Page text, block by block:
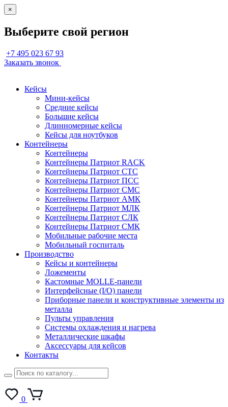
×
Выберите свой регион
+7 495 023 67 93
Заказать звонок
Кейсы
Мини-кейсы
Средние кейсы
Большие кейсы
Длинномерные кейсы
Кейсы для ноутбуков
Контейнеры
Контейнеры
Контейнеры Патриот RACK
Контейнеры Патриот СТС
Контейнеры Патриот ПСС
Контейнеры Патриот СМС
Контейнеры Патриот АМК
Контейнеры Патриот МЛК
Контейнеры Патриот СЛК
Контейнеры Патриот СМК
Мобильные рабочие места
Мобильный госпиталь
Производство
Кейсы и контейнеры
Ложементы
Кастомные MOLLE-панели
Интерфейсные (I/O) панели
Приборные панели и конструктивные элементы из
металла
Пульты управления
Системы охлаждения и нагрева
Металлические шкафы
Аксессуары для кейсов
Контакты
0